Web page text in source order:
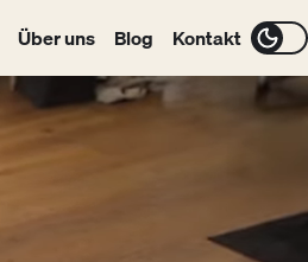
Über uns Blog Kontakt